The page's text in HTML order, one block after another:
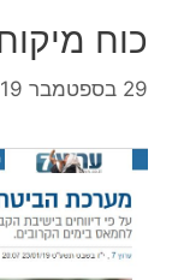
כוח
29 בספטמבר 2019